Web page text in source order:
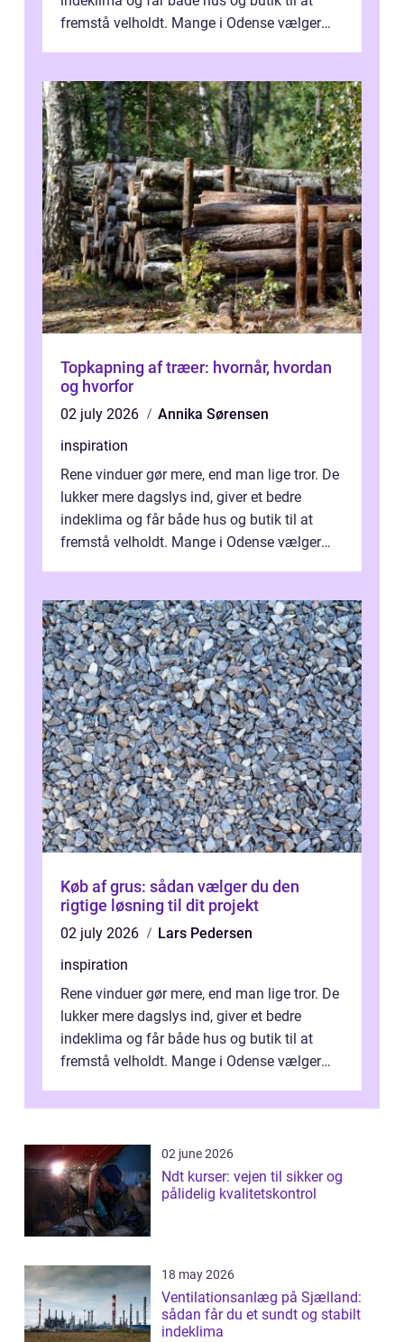
fremstå velholdt. Mange i Odense vælger
Topkapning af træer: hvornår, hvordan
og hvorfor
02 july 2026
Annika Sørensen
inspiration
Rene vinduer gør mere, end man lige tror. De
lukker mere dagslys ind, giver et bedre
indeklima og får både hus og butik til at
fremstå velholdt. Mange i Odense vælger
Køb af grus: sådan vælger du den
rigtige løsning til dit projekt
02 july 2026
Lars Pedersen
inspiration
Rene vinduer gør mere, end man lige tror. De
lukker mere dagslys ind, giver et bedre
indeklima og får både hus og butik til at
fremstå velholdt. Mange i Odense vælger
02 june 2026
Ndt kurser: vejen til sikker og
pålidelig kvalitetskontrol
18 may 2026
Ventilationsanlæg på Sjælland:
sådan får du et sundt og stabilt
indeklima